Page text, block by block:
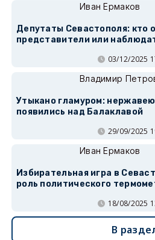
Иван Ермаков
Депутаты Севастополя: кто
представители или
03/12/2025
Владимир
Утыкано гламуром:
появились над Балаклавой
29/09/2025
Иван Ермаков
Избирательная игра в
роль политического
18/08/2025
В